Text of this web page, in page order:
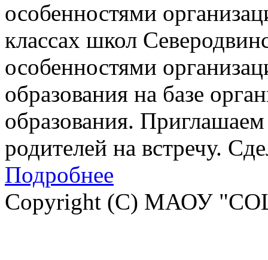
особенностями
классах школ
особенностями
образования на базе
образования.
родителей на встречу.
Подробнее
Copyright (C) МАОУ